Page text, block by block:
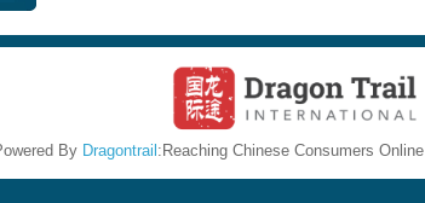
By Dragontrail :Reaching Chinese Consumers Online